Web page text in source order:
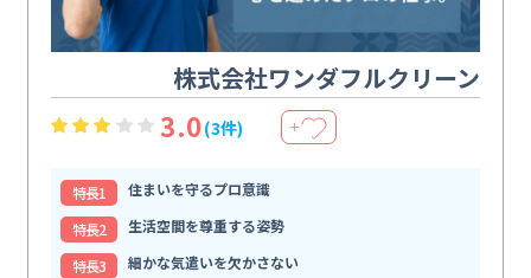
株式会社ワンダフルクリーン
3.0(3件) ＋
特⻑1
住まいを守るプロ意識
特⻑2
生活空間を尊重する姿勢
特⻑3
細かな気遣いを欠かさない